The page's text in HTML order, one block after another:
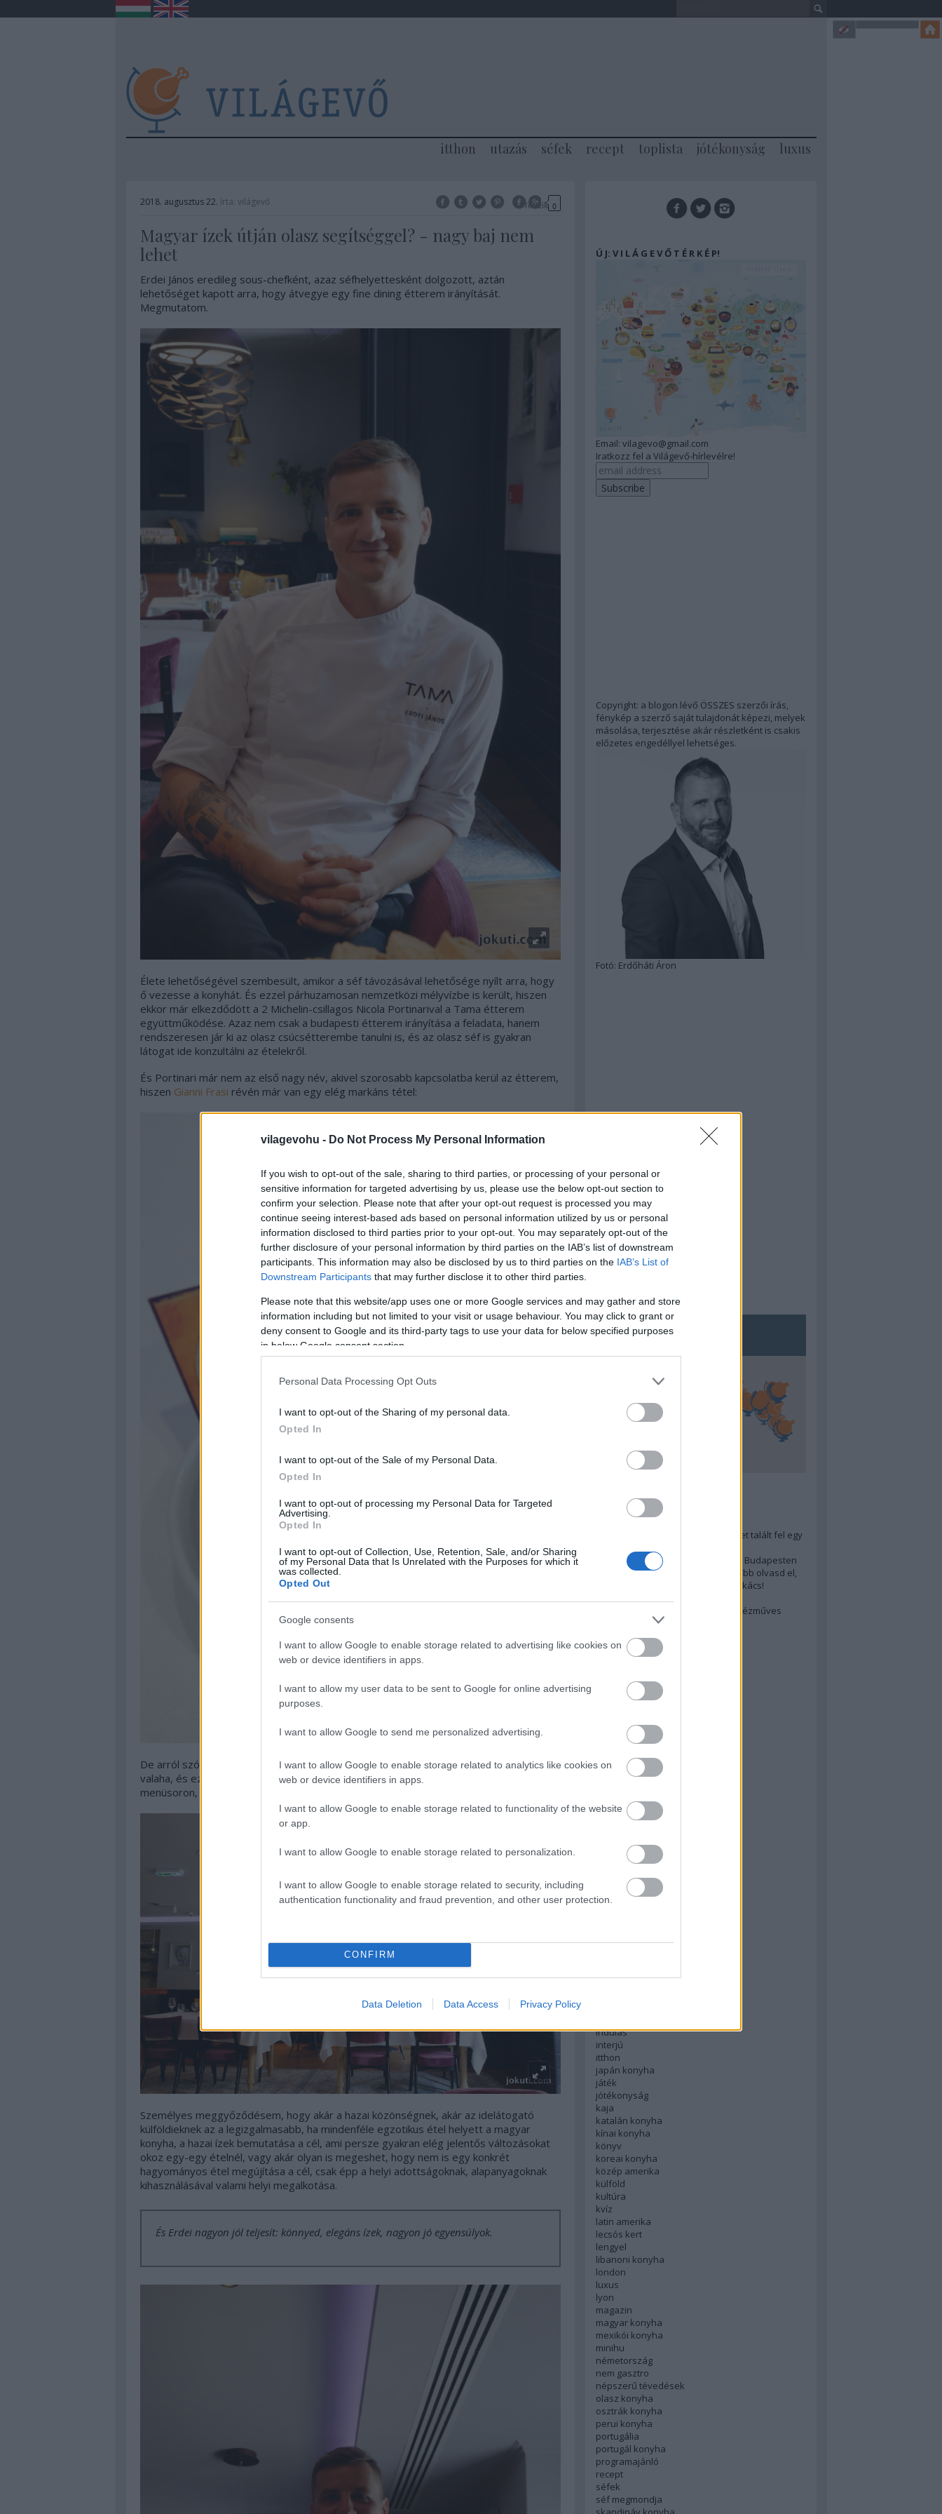
vilagevohu - Do Not Process My Personal Information
If you wish to opt-out of the sale, sharing to third parties, or processing of your personal or
sensitive information for targeted advertising by us, please use the below opt-out section to
confirm your selection. Please note that after your opt-out request is processed you may
continue seeing interest-based ads based on personal information utilized by us or personal
information disclosed to third parties prior to your opt-out. You may separately opt-out of the
further disclosure of your personal information by third parties on the IAB’s list of downstream
participants. This information may also be disclosed by us to third parties on the IAB’s List of
Downstream Participants that may further disclose it to other third parties.
Please note that this website/app uses one or more Google services and may gather and store
information including but not limited to your visit or usage behaviour. You may click to grant or
deny consent to Google and its third-party tags to use your data for below specified purposes
in below Google consent section.
Personal Data Processing Opt Outs
I want to opt-out of the Sharing of my personal data.
Opted In
I want to opt-out of the Sale of my Personal Data.
Opted In
I want to opt-out of processing my Personal Data for Targeted
Advertising.
Opted In
I want to opt-out of Collection, Use, Retention, Sale, and/or Sharing
of my Personal Data that Is Unrelated with the Purposes for which it
was collected.
Opted Out
Google consents
I want to allow Google to enable storage related to advertising like cookies on
web or device identifiers in apps.
I want to allow my user data to be sent to Google for online advertising
purposes.
I want to allow Google to send me personalized advertising.
I want to allow Google to enable storage related to analytics like cookies on
web or device identifiers in apps.
I want to allow Google to enable storage related to functionality of the website
or app.
I want to allow Google to enable storage related to personalization.
I want to allow Google to enable storage related to security, including
authentication functionality and fraud prevention, and other user protection.
CONFIRM
Data Deletion Data Access Privacy Policy
itthon utazás séfek recept toplista jótékonyság luxus
2018. augusztus 22. írta: világevő Tetszik 0
Magyar ízek útján olasz segítséggel? - nagy baj nem
lehet
Erdei János eredileg sous-chefként, azaz séfhelyettesként dolgozott, aztán
lehetőséget kapott arra, hogy átvegye egy fine dining étterem irányítását.
Megmutatom.
Élete lehetőségével szembesült, amikor a séf távozásával lehetősége nyílt arra, hogy
ő vezesse a konyhát. És ezzel párhuzamosan nemzetközi mélyvízbe is került, hiszen
ekkor már elkezdődött a 2 Michelin-csillagos Nicola Portinarival a Tama étterem
együttműködése. Azaz nem csak a budapesti étterem irányítása a feladata, hanem
rendszeresen jár ki az olasz csúcsétterembe tanulni is, és az olasz séf is gyakran
látogat ide konzultálni az ételekről.
És Portinari már nem az első nagy név, akivel szorosabb kapcsolatba kerül az étterem,
hiszen Gianni Frasi révén már van egy elég markáns tétel:
De arról szó sincs, hogy a Tama ezáltal elolaszosodott volna, sőt, magyarabb, mint
valaha, és ez nagyon jó. A kooperáció hatása már most is egyértelműen látszik a
menüsoron, átgondolt, profi és főleg magyar ételek!
Személyes meggyőződésem, hogy akár a hazai közönségnek, akár az idelátogató
külföldieknek az a legizgalmasabb, ha mindenféle egzotikus étel helyett a magyar
konyha, a hazai ízek bemutatása a cél, ami persze gyakran elég jelentős változásokat
okoz egy-egy ételnél, vagy akár olyan is megeshet, hogy nem is egy konkrét
hagyományos étel megújítása a cél, csak épp a helyi adottságoknak, alapanyagoknak
kihasználásával valami helyi megalkotása.
És Erdei nagyon jól teljesít: könnyed, elegáns ízek, nagyon jó egyensúlyok.
Ú J: V I L Á G E V Ő T É R K É P!
Email: vilagevo@gmail.com
Iratkozz fel a Világevő-hírlevélre!
Copyright: a blogon lévő ÖSSZES szerzői írás,
fénykép a szerző saját tulajdonát képezi, melyek
másolása, terjesztése akár részletként is csakis
előzetes engedéllyel lehetséges.
Fotó: Erdőháti Áron
TOP5
Annyira menő Budapest-térképet talált fel egy
A 10 legjobb (elérhető árú) ebéd Budapesten
Szakács akarsz lenni? Akkor előbb olvasd el,
mit gondol erről egy magyar szakács!
Budapest rejtett kincsei: orosz kézműves
afrikai konyha
ázsiai konyha
baszk konyha
belgium
bocusedor
bocuse dor
dél amerika
english
északi konyha
francia konyha
holland konyha
indulás
interjú
itthon
japán konyha
játék
jótékonyság
kaja
katalán konyha
kínai konyha
könyv
koreai konyha
közép amerika
külföld
kultúra
kvíz
latin amerika
lecsós kert
lengyel
libanoni konyha
london
luxus
lyon
magazin
magyar konyha
mexikói konyha
minihu
németország
nem gasztro
népszerű tévedések
olasz konyha
osztrák konyha
perui konyha
portugália
portugál konyha
programajánló
recept
séfek
séf megmondja